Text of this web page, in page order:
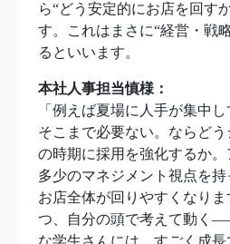
ら“どう安定的にお店を回す
す。これはまさに“経営・戦
るといいます。
本社人事担当慎様：
「例えば夏場に人手が集中
そこまで必要ない。ならど
の時期に採用を強化するか
多少のマネジメント視点を持
お店全体が回りやすくなり
つ、自分の頭で考えて動く